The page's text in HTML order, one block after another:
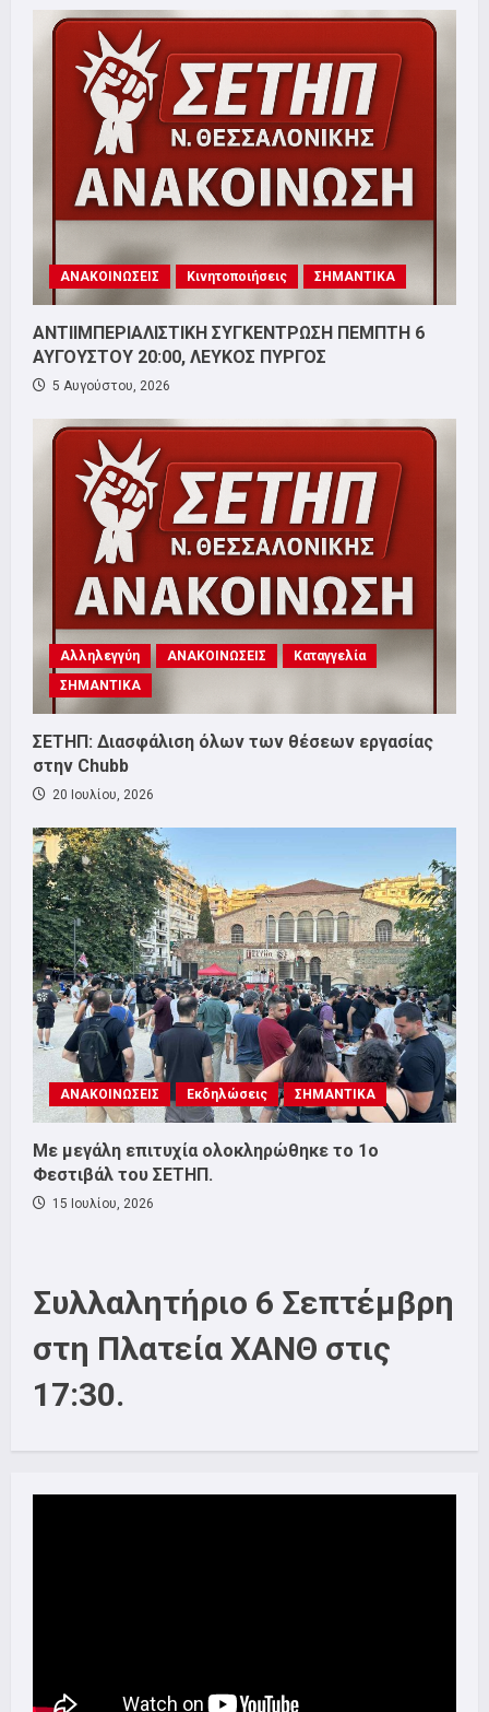
ΑΝΑΚΟΙΝΩΣΕΙΣ Κινητοποιήσεις ΣΗΜΑΝΤΙΚΑ
ΑΝΤΙΙΜΠΕΡΙΑΛΙΣΤΙΚΗ ΣΥΓΚΕΝΤΡΩΣΗ ΠΕΜΠΤΗ 6
ΑΥΓΟΥΣΤΟΥ 20:00, ΛΕΥΚΟΣ ΠΥΡΓΟΣ
5 Αυγούστου, 2026
Αλληλεγγύη ΑΝΑΚΟΙΝΩΣΕΙΣ
Καταγγελία
ΣΗΜΑΝΤΙΚΑ
ΣΕΤΗΠ: Διασφάλιση όλων των θέσεων εργασίας
στην Chubb
20 Ιουλίου, 2026
ΑΝΑΚΟΙΝΩΣΕΙΣ Εκδηλώσεις ΣΗΜΑΝΤΙΚΑ
Με μεγάλη επιτυχία ολοκληρώθηκε το 1ο
Φεστιβάλ του ΣΕΤΗΠ.
15 Ιουλίου, 2026
Συλλαλητήριο 6 Σεπτέμβρη
στη Πλατεία ΧΑΝΘ στις
17:30.